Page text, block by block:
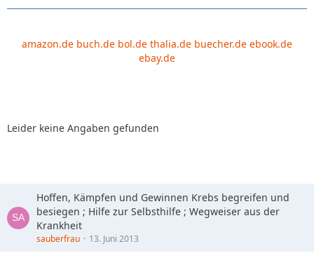
amazon.de buch.de bol.de thalia.de buecher.de ebook.de
ebay.de
Leider keine Angaben gefunden
Hoffen, Kämpfen und Gewinnen Krebs begreifen und
besiegen ; Hilfe zur Selbsthilfe ; Wegweiser aus der
Krankheit
sauberfrau 13. Juni 2013